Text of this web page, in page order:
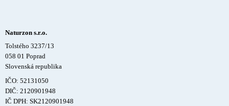
Naturzon s.r.o.
Tolstého 3237/13
058 01 Poprad
Slovenská republika
IČO: 52131050
DIČ: 2120901948
IČ DPH: SK2120901948